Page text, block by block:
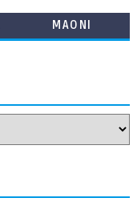
MAONI